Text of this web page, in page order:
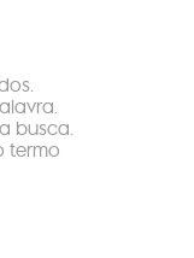
busca.
termo